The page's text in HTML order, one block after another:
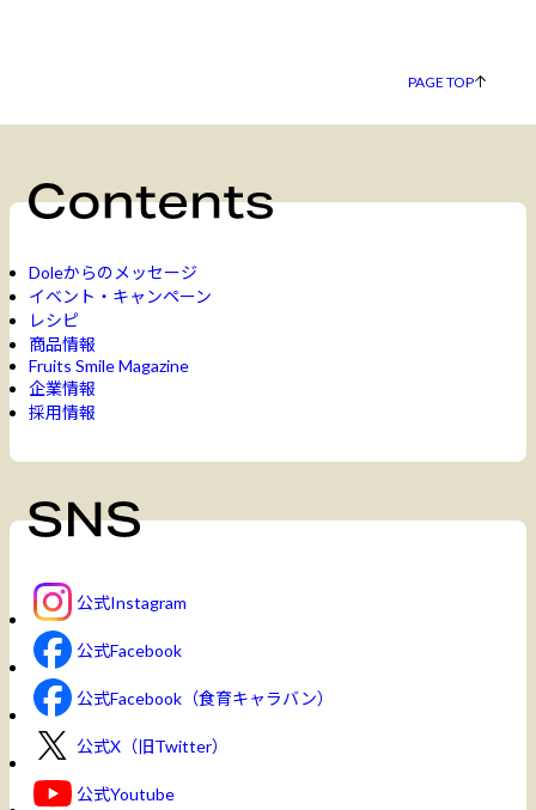
PAGE TOP
Doleからのメッセージ
イベント・キャンペーン
レシピ
商品情報
Fruits Smile Magazine
企業情報
採用情報
公式Instagram
公式Facebook
公式Facebook（食育キャラバン）
公式X（旧Twitter）
公式Youtube